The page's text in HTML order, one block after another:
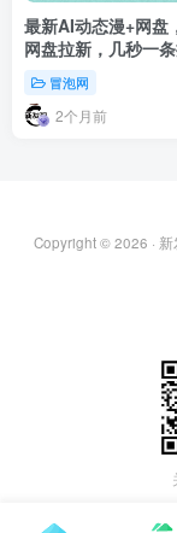
最新AI动态漫+网盘
网盘拉新，几秒一
冒泡网
2个月前
Copyright © 2026 ·